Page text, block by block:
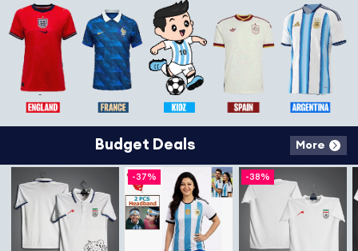
Budget Deals More
-37% -38%